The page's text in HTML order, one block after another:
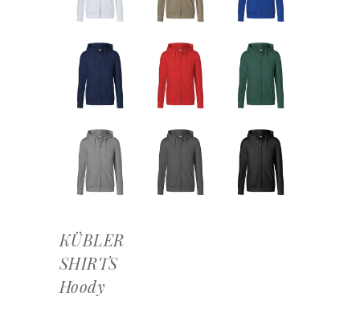
KÜBLER
SHIRTS
Hoody